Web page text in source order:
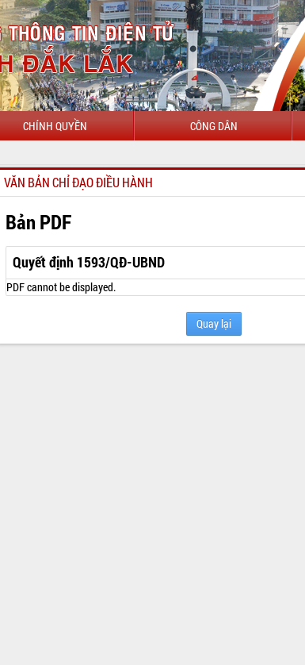
CHÍNH QUYỀN CÔNG DÂN
VĂN BẢN CHỈ ĐẠO ĐIỀU HÀNH
Bản PDF
Quyết định 1593/QĐ-UBND
PDF cannot be displayed.
Quay lại